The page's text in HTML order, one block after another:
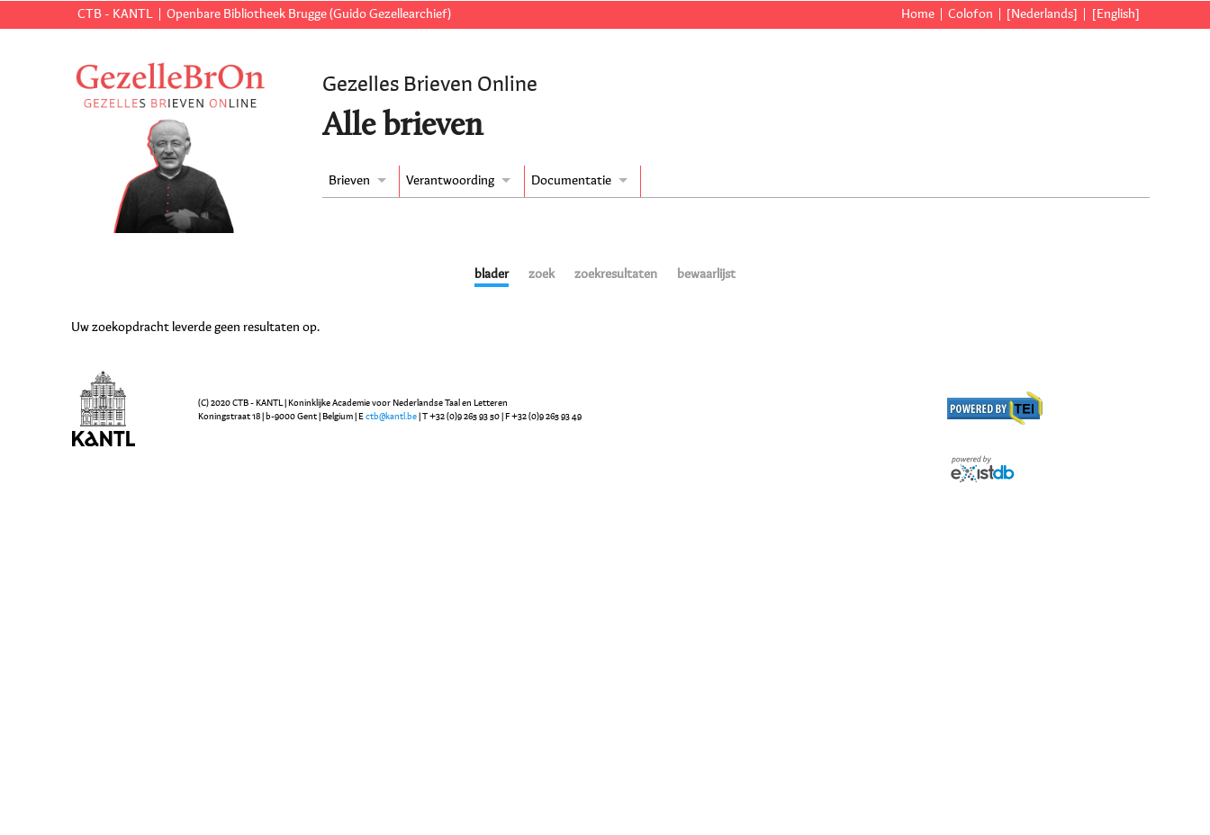
CTB - KANTL Openbare Bibliotheek Brugge (Guido Gezellearchief) Home Colofon [Nederlands] [English]
Gezelles Brieven Online
Alle brieven
Brieven Verantwoording Documentatie
blader zoek zoekresultaten bewaarlijst
Uw zoekopdracht leverde geen resultaten op.
(C) 2020 CTB - KANTL | Koninklijke Academie voor Nederlandse Taal en Letteren
Koningstraat 18 | b-9000 Gent | Belgium | Ectb@kantl.be | T +32 (0)9 265 93 50 | F +32 (0)9 265 93 49